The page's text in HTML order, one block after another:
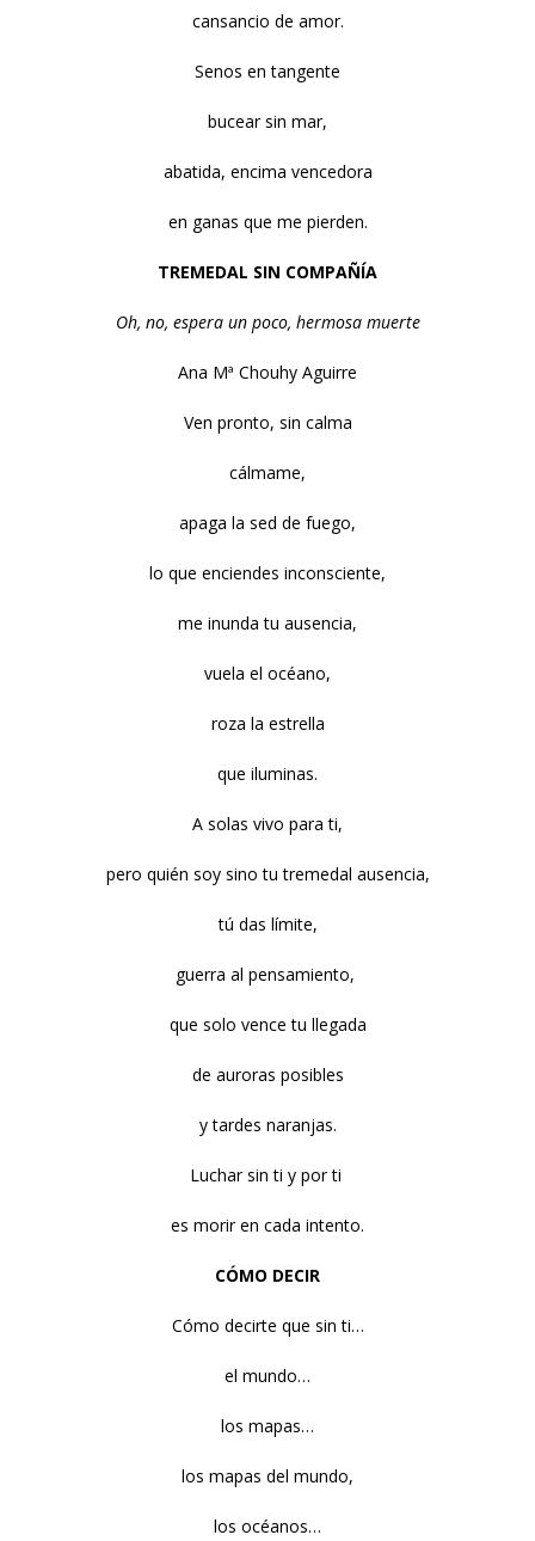
cansancio de amor.
Senos en tangente
bucear sin mar,
abatida, encima vencedora
en ganas que me pierden.
TREMEDAL SIN COMPAÑÍA
Oh, no, espera un poco, hermosa muerte
Ana Mª Chouhy Aguirre
Ven pronto, sin calma
cálmame,
apaga la sed de fuego,
lo que enciendes inconsciente,
me inunda tu ausencia,
vuela el océano,
roza la estrella
que iluminas.
A solas vivo para ti,
pero quién soy sino tu tremedal ausencia,
tú das límite,
guerra al pensamiento,
que solo vence tu llegada
de auroras posibles
y tardes naranjas.
Luchar sin ti y por ti
es morir en cada intento.
CÓMO DECIR
Cómo decirte que sin ti…
el mundo…
los mapas…
los mapas del mundo,
los océanos…